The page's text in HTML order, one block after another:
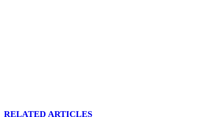
RELATED ARTICLES